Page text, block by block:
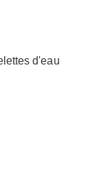
d'eau